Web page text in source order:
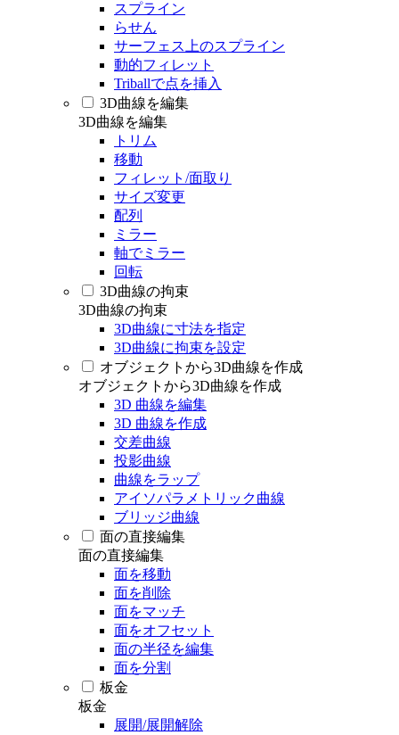
スプライン
らせん
サーフェス上のスプライン
動的フィレット
Triballで点を挿入
3D曲線を編集
3D曲線を編集
トリム
移動
フィレット/面取り
サイズ変更
配列
ミラー
軸でミラー
回転
3D曲線の拘束
3D曲線の拘束
3D曲線に寸法を指定
3D曲線に拘束を設定
オブジェクトから3D曲線を作成
オブジェクトから3D曲線を作成
3D 曲線を編集
3D 曲線を作成
交差曲線
投影曲線
曲線をラップ
アイソパラメトリック曲線
ブリッジ曲線
面の直接編集
面の直接編集
面を移動
面を削除
面をマッチ
面をオフセット
面の半径を編集
面を分割
板金
板金
展開/展開解除